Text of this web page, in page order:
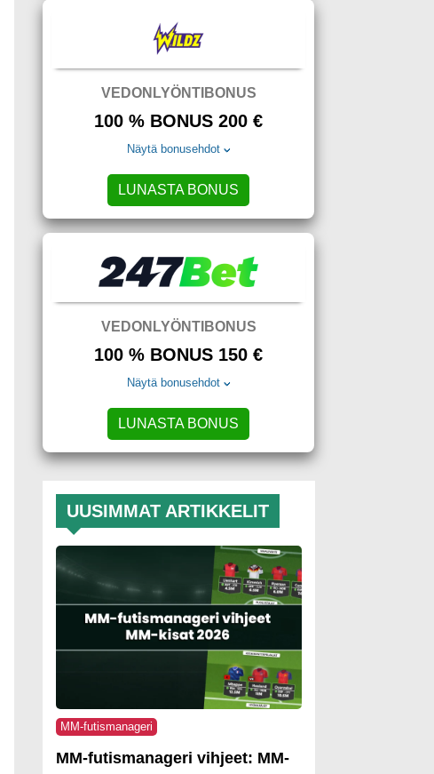
VEDONLYÖNTIBONUS
100 % BONUS 200 €
Näytä bonusehdot
LUNASTA BONUS
VEDONLYÖNTIBONUS
100 % BONUS 150 €
Näytä bonusehdot
LUNASTA BONUS
UUSIMMAT ARTIKKELIT
MM-futismanageri
MM-futismanageri vihjeet: MM-